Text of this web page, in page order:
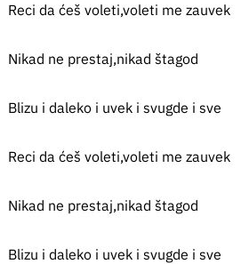
Reci da ćeš voleti,voleti me zauvek
Nikad ne prestaj,nikad štagod
Blizu i daleko i uvek i svugde i sve
Reci da ćeš voleti,voleti me zauvek
Nikad ne prestaj,nikad štagod
Blizu i daleko i uvek i svugde i sve